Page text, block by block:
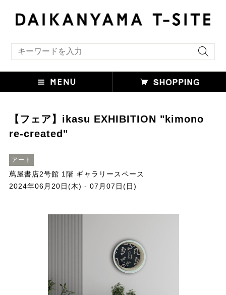
【フェア】ikasu EXHIBITION "kimono
re-created"
アート
蔦屋書店2号館 1階 ギャラリースペース
2024年06月20日(木) - 07月07日(日)